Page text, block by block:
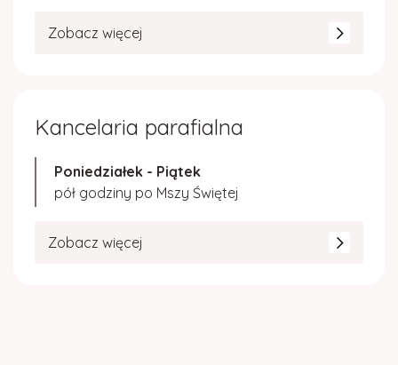
Zobacz więcej
Kancelaria parafialna
Poniedziałek - Piątek
pół godziny po Mszy Świętej
Zobacz więcej